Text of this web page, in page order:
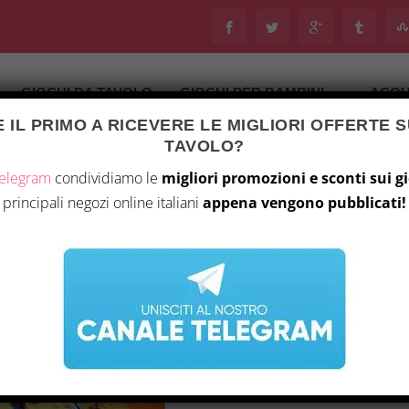
GIOCHI DA TAVOLO GIOCHI PER BAMBINI
Ultimo aggiornamento il 31 Luglio 2026 10:03
/Giochi da tavolo/ Ravensburger – Labirinto
ACQUISTA
IL PRIMO A RICEVERE LE MIGLIORI OFFERTE
TAVOLO?
condividiamo le migliori promozioni e sconti sui
principali negozi online italiani appena vengono pubblicati!